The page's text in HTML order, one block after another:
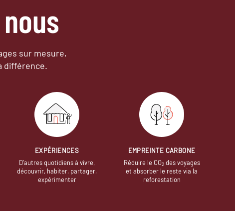
sur mesure,
différence.
EXPÉRIENCES
D’autres quotidiens à vivre,
découvrir, habiter, partager,
expérimenter
EMPREINTE CARBONE
Réduire le CO2des voyages
et absorber le reste via la
reforestation